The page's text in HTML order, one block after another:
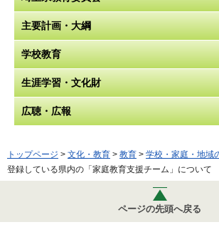
主要計画・大綱
学校教育
生涯学習・文化財
広聴・広報
トップページ > 文化・教育 > 教育 > 学校・家庭・地域
登録している県内の「家庭教育支援チーム」について
ページの先頭へ戻る